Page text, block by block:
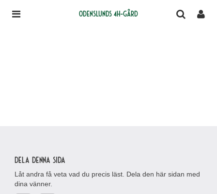
Odenslunds 4H-gård
Dela denna sida
Låt andra få veta vad du precis läst. Dela den här sidan med
dina vänner.